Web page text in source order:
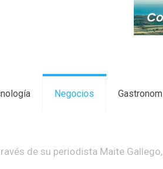
Negocios
de su periodista Maite